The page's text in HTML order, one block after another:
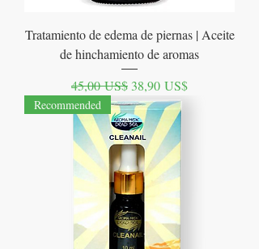
Tratamiento de edema de piernas | Aceite
de hinchamiento de aromas
Precio
45,00 US$ Precio de oferta
38,90 US$
Recommended